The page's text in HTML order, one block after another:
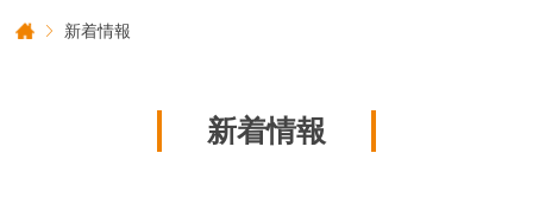
新着情報
新着情報